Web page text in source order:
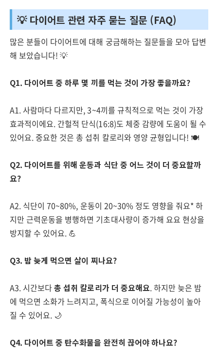
💡 다이어트 관련 자주 묻는 질문 (FAQ)
많은 분들이 다이어트에 대해 궁금해하는 질문들을 모아 답변
해 보았습니다! 💡
Q1. 다이어트 중 하루 몇 끼를 먹는 것이 가장 좋을까요?
A1. 사람마다 다르지만, 3~4끼를 규칙적으로 먹는 것이 가장
효과적이에요. 간헐적 단식(16:8)도 체중 감량에 도움이 될 수
있어요. 중요한 것은 총 섭취 칼로리와 영양 균형입니다! 🍽️
Q2. 다이어트를 위해 운동과 식단 중 어느 것이 더 중요할까
요?
A2. 식단이 70~80%, 운동이 20~30% 정도 영향을 줘요* 하
지만 근력운동을 병행하면 기초대사량이 증가해 요요 현상을
방지할 수 있어요. 💪
Q3. 밤 늦게 먹으면 살이 찌나요?
A3. 시간보다총 섭취 칼로리가 더 중요해요. 하지만 늦은 밤
에 먹으면 소화가 느려지고, 폭식으로 이어질 가능성이 높아
질 수 있어요. 🌙
Q4. 다이어트 중 탄수화물을 완전히 끊어야 하나요?